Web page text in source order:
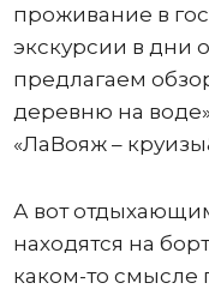
проживание в
экскурсии в дни
предлагаем
деревню на
«ЛаВояж –
А вот
находятся на
каком-то смысле